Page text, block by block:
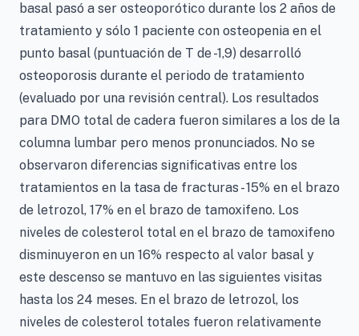
basal pasó a ser osteoporótico durante los 2 años de
tratamiento y sólo 1 paciente con osteopenia en el
punto basal (puntuación de T de -1,9) desarrolló
osteoporosis durante el periodo de tratamiento
(evaluado por una revisión central). Los resultados
para DMO total de cadera fueron similares a los de la
columna lumbar pero menos pronunciados. No se
observaron diferencias significativas entre los
tratamientos en la tasa de fracturas - 15% en el brazo
de letrozol, 17% en el brazo de tamoxifeno. Los
niveles de colesterol total en el brazo de tamoxifeno
disminuyeron en un 16% respecto al valor basal y
este descenso se mantuvo en las siguientes visitas
hasta los 24 meses. En el brazo de letrozol, los
niveles de colesterol totales fueron relativamente